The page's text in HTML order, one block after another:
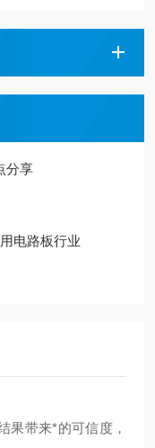
分享
电路板行业
果带来*的可信度，